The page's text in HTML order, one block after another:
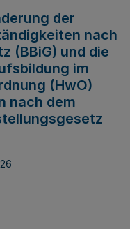
der
nach
(BBiG) und die
im
(HwO)
nach dem